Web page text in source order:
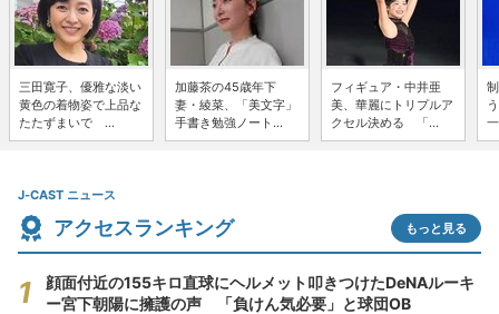
三田寛子、優雅な淡い
黄色の着物姿で上品な
たたずまいで ...
加藤茶の45歳年下
妻・綾菜、「美文字」
手書き勉強ノート...
フィギュア・中井亜
美、華麗にトリプルア
クセル決める 「...
J-CAST ニュース
アクセスランキング もっと見る
顔面付近の155キロ直球にヘルメット叩きつけたDeNAルーキ
ー宮下朝陽に擁護の声 「負けん気必要」と球団OB